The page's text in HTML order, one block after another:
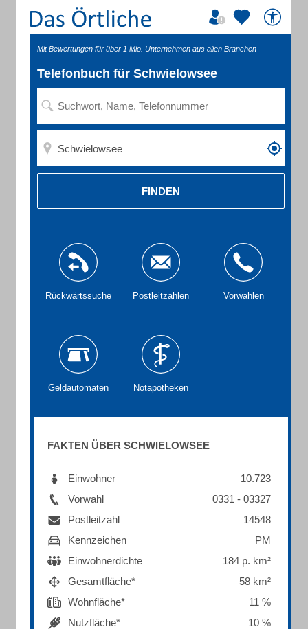
Mit Bewertungen für über 1 Mio. Unternehmen aus allen Branchen
Telefonbuch für Schwielowsee
FINDEN
Rückwärtssuche Postleitzahlen Vorwahlen
Geldautomaten Notapotheken
FAKTEN ÜBER SCHWIELOWSEE
Einwohner
10.723
Vorwahl
0331 - 03327
Postleitzahl
14548
Kennzeichen
PM
Einwohnerdichte
184 p. km²
Gesamtfläche*
58 km²
Wohnfläche*
11 %
Nutzfläche*
10 %